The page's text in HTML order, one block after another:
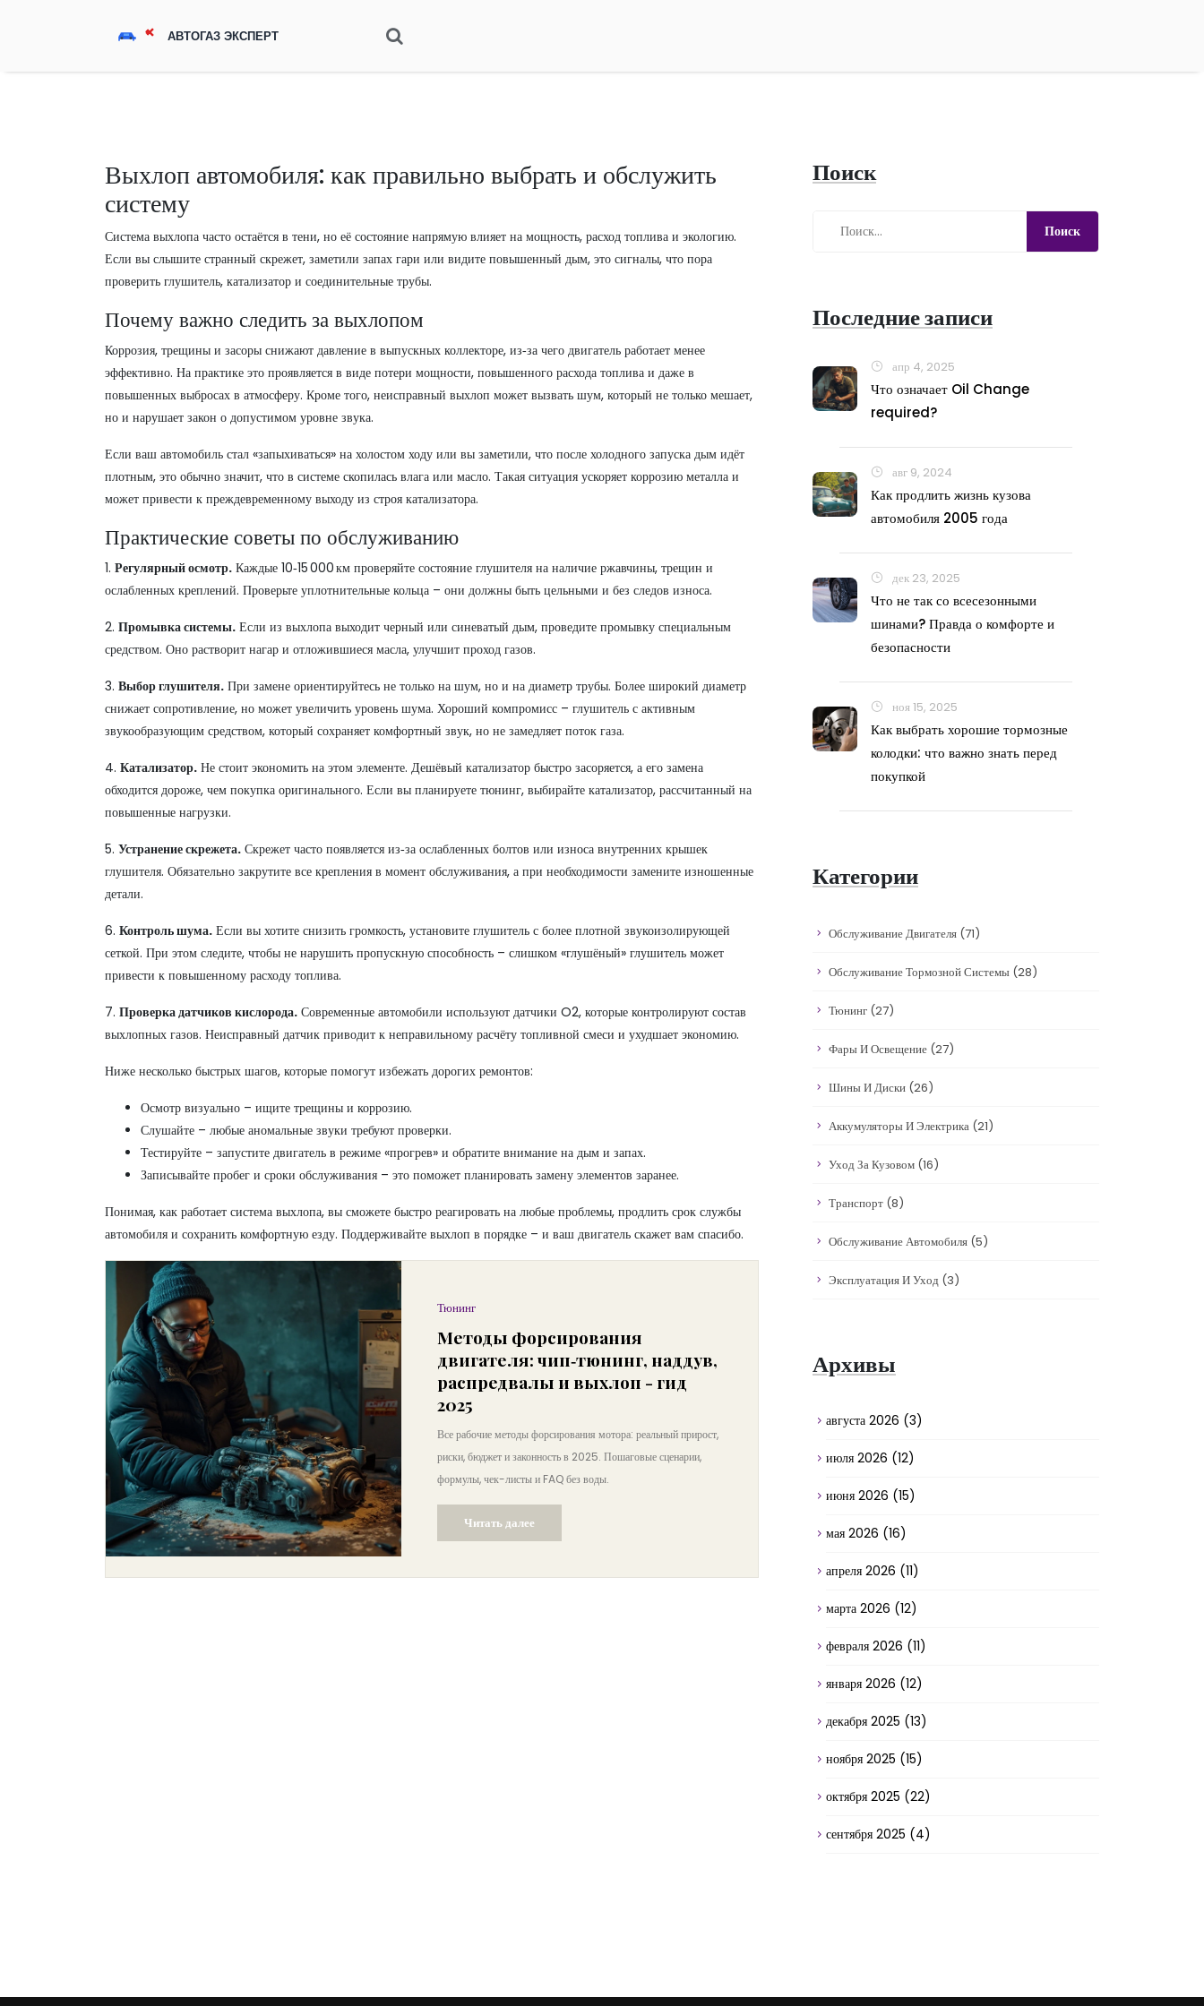
Выхлоп автомобиля: как правильно выбрать и обслужить
систему
Система выхлопа часто остаётся в тени, но её состояние напрямую влияет на мощность, расход топлива и экологию.
Если вы слышите странный скрежет, заметили запах гари или видите повышенный дым, это сигналы, что пора
проверить глушитель, катализатор и соединительные трубы.
Почему важно следить за выхлопом
Коррозия, трещины и засоры снижают давление в выпускных коллекторе, из‑за чего двигатель работает менее
эффективно. На практике это проявляется в виде потери мощности, повышенного расхода топлива и даже в
повышенных выбросах в атмосферу. Кроме того, неисправный выхлоп может вызвать шум, который не только мешает,
но и нарушает закон о допустимом уровне звука.
Если ваш автомобиль стал «запыхиваться» на холостом ходу или вы заметили, что после холодного запуска дым идёт
плотным, это обычно значит, что в системе скопилась влага или масло. Такая ситуация ускоряет коррозию металла и
может привести к преждевременному выходу из строя катализатора.
Практические советы по обслуживанию
1. Регулярный осмотр. Каждые 10‑15 000 км проверяйте состояние глушителя на наличие ржавчины, трещин и
ослабленных креплений. Проверьте уплотнительные кольца – они должны быть цельными и без следов износа.
2. Промывка системы. Если из выхлопа выходит черный или синеватый дым, проведите промывку специальным
средством. Оно растворит нагар и отложившиеся масла, улучшит проход газов.
3. Выбор глушителя. При замене ориентируйтесь не только на шум, но и на диаметр трубы. Более широкий диаметр
снижает сопротивление, но может увеличить уровень шума. Хороший компромисс – глушитель с активным
звукообразующим средством, который сохраняет комфортный звук, но не замедляет поток газа.
4. Катализатор. Не стоит экономить на этом элементе. Дешёвый катализатор быстро засоряется, а его замена
обходится дороже, чем покупка оригинального. Если вы планируете тюнинг, выбирайте катализатор, рассчитанный на
повышенные нагрузки.
5. Устранение скрежета. Скрежет часто появляется из‑за ослабленных болтов или износа внутренних крышек
глушителя. Обязательно закрутите все крепления в момент обслуживания, а при необходимости замените изношенные
детали.
6. Контроль шума. Если вы хотите снизить громкость, установите глушитель с более плотной звукоизолирующей
сеткой. При этом следите, чтобы не нарушить пропускную способность – слишком «глушёный» глушитель может
привести к повышенному расходу топлива.
7. Проверка датчиков кислорода. Современные автомобили используют датчики O2, которые контролируют состав
выхлопных газов. Неисправный датчик приводит к неправильному расчёту топливной смеси и ухудшает экономию.
Ниже несколько быстрых шагов, которые помогут избежать дорогих ремонтов:
Осмотр визуально – ищите трещины и коррозию.
Слушайте – любые аномальные звуки требуют проверки.
Тестируйте – запустите двигатель в режиме «прогрев» и обратите внимание на дым и запах.
Записывайте пробег и сроки обслуживания – это поможет планировать замену элементов заранее.
Понимая, как работает система выхлопа, вы сможете быстро реагировать на любые проблемы, продлить срок службы
автомобиля и сохранить комфортную езду. Поддерживайте выхлоп в порядке – и ваш двигатель скажет вам спасибо.
Тюнинг
Методы форсирования
двигателя: чип‑тюнинг, наддув,
распредвалы и выхлоп - гид
2025
Все рабочие методы форсирования мотора: реальный прирост,
риски, бюджет и законность в 2025. Пошаговые сценарии,
формулы, чек-листы и FAQ без воды.
Читать далее
Поиск
Последние записи
апр 4, 2025
Что означает Oil Change
required?
авг 9, 2024
Как продлить жизнь кузова
автомобиля 2005 года
дек 23, 2025
Что не так со всесезонными
шинами? Правда о комфорте и
безопасности
ноя 15, 2025
Как выбрать хорошие тормозные
колодки: что важно знать перед
покупкой
Категории
Обслуживание Двигателя (71)
Обслуживание Тормозной Системы (28)
Тюнинг (27)
Фары И Освещение (27)
Шины И Диски (26)
Аккумуляторы И Электрика (21)
Уход За Кузовом (16)
Транспорт (8)
Обслуживание Автомобиля (5)
Эксплуатация И Уход (3)
Архивы
августа 2026 (3)
июля 2026 (12)
июня 2026 (15)
мая 2026 (16)
апреля 2026 (11)
марта 2026 (12)
февраля 2026 (11)
января 2026 (12)
декабря 2025 (13)
ноября 2025 (15)
октября 2025 (22)
сентября 2025 (4)